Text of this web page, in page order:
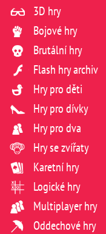
3D hry
Bojové hry
Brutální hry
Flash hry archiv
Hry pro děti
Hry pro dívky
Hry pro dva
Hry se zvířaty
Karetní hry
Logické hry
Multiplayer hry
Oddechové hry